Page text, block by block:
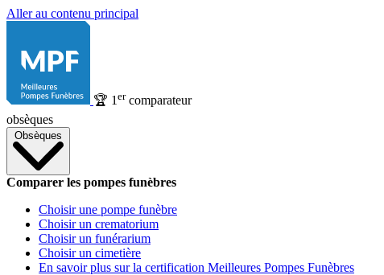
Aller au contenu principal
🏆 1 ercomparateur
obsèques
Obsèques
Comparer les pompes funèbres
Choisir une pompe funèbre
Choisir un crematorium
Choisir un funérarium
Choisir un cimetière
En savoir plus sur la certification Meilleures Pompes Funèbres